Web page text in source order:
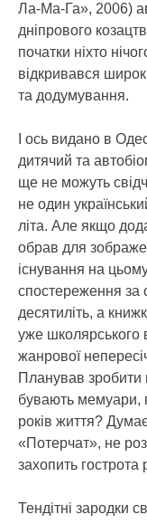
Ла-Ма-Га», 2006)
дніпрового
початки ніхто
відкривався
та додумування.
І ось видано в
дитячий та
ще не можуть
не один
літа. Але якщо
обрав для
існування на
спостереження за
десятиліть, а
уже школярського
жанрової
Планував
бувають мемуари,
років життя?
«Потерчат», не
захопить гострота
Тендітні зародки